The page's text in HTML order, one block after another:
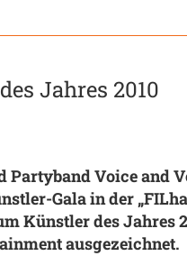
Jahres 2010
Partyband Voice and
Gala in der
Künstler des Jahres
ausgezeichnet.